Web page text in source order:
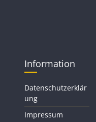
Information
Datenschutzerklär
ung
Impressum